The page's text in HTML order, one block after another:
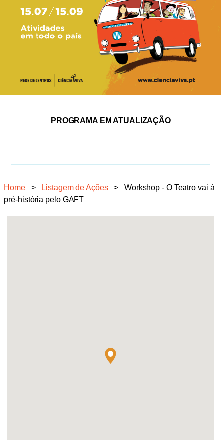
PROGRAMA EM ATUALIZAÇÃO
Home > Listagem de Ações >
Workshop - O Teatro vai à
pré-história pelo GAFT